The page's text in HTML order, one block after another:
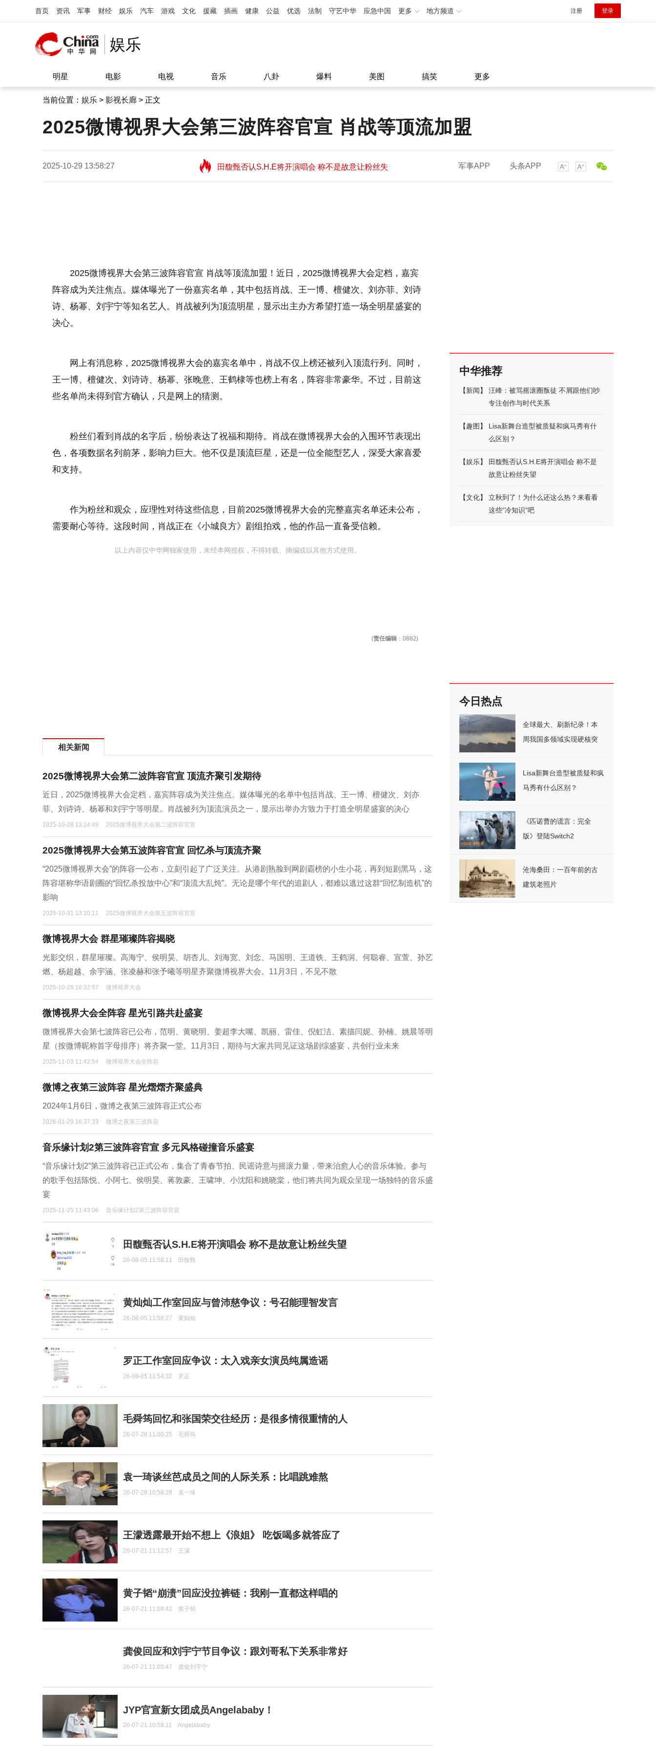
首页 资讯 军事 财经 娱乐 汽车 游戏 文化 援藏 插画 健康 公益 优选 法制 守艺中华 应急中国 更多 地方频道 注册 登录
娱乐
明星 电影 电视 音乐 八卦 爆料 美图 搞笑 更多
当前位置： 娱乐 > 影视长廊 > 正文
2025微博视界大会第三波阵容官宣 肖战等顶流加盟
2025-10-29 13:58:27
田馥甄否认S.H.E将开演唱会 称不是故意让粉丝失
望11:08
田馥甄否认S.H.E将开演唱会 称不是故意让粉丝失
军事APP 头条APP
2025微博视界大会第三波阵容官宣 肖战等顶流加盟！近日，2025微博视界大会定档，嘉宾
阵容成为关注焦点。媒体曝光了一份嘉宾名单，其中包括肖战、王一博、檀健次、刘亦菲、刘诗
诗、杨幂、刘宇宁等知名艺人。肖战被列为顶流明星，显示出主办方希望打造一场全明星盛宴的
决心。
网上有消息称，2025微博视界大会的嘉宾名单中，肖战不仅上榜还被列入顶流行列。同时，
王一博、檀健次、刘诗诗、杨幂、张晚意、王鹤棣等也榜上有名，阵容非常豪华。不过，目前这
些名单尚未得到官方确认，只是网上的猜测。
粉丝们看到肖战的名字后，纷纷表达了祝福和期待。肖战在微博视界大会的入围环节表现出
色，各项数据名列前茅，影响力巨大。他不仅是顶流巨星，还是一位全能型艺人，深受大家喜爱
和支持。
作为粉丝和观众，应理性对待这些信息，目前2025微博视界大会的完整嘉宾名单还未公布，
需要耐心等待。这段时间，肖战正在《小城良方》剧组拍戏，他的作品一直备受信赖。
以上内容仅中华网独家使用，未经本网授权，不得转载、摘编或以其他方式使用。
(责任编辑 ：0882)
相关新闻
2025微博视界大会第二波阵容官宣 顶流齐聚引发期待
近日，2025微博视界大会定档，嘉宾阵容成为关注焦点。媒体曝光的名单中包括肖战、王一博、檀健次、刘亦
菲、刘诗诗、杨幂和刘宇宁等明星。肖战被列为顶流演员之一，显示出举办方致力于打造全明星盛宴的决心
2025-10-28 13:14:49 2025微博视界大会第二波阵容官宣
2025微博视界大会第五波阵容官宣 回忆杀与顶流齐聚
“2025微博视界大会”的阵容一公布，立刻引起了广泛关注。从港剧熟脸到网剧霸榜的小生小花，再到短剧黑马，这
阵容堪称华语剧圈的“回忆杀投放中心”和“顶流大乱炖”。无论是哪个年代的追剧人，都难以逃过这群“回忆制造机”的
影响
2025-10-31 13:10:11 2025微博视界大会第五波阵容官宣
微博视界大会 群星璀璨阵容揭晓
光影交织，群星璀璨。高海宁、侯明昊、胡杏儿、刘海宽、刘念、马国明、王道铁、王鹤润、何聪睿、宣萱、孙艺
燃、杨超越、余宇涵、张凌赫和张予曦等明星齐聚微博视界大会。11月3日，不见不散
2025-10-28 16:32:57 微博视界大会
微博视界大会全阵容 星光引路共赴盛宴
微博视界大会第七波阵容已公布，范明、黄晓明、姜超李大嘴、凯丽、雷佳、倪虹洁、素描闫妮、孙楠、姚晨等明
星（按微博昵称首字母排序）将齐聚一堂。11月3日，期待与大家共同见证这场剧综盛宴，共创行业未来
2025-11-03 11:42:54 微博视界大会全阵容
微博之夜第三波阵容 星光熠熠齐聚盛典
2024年1月6日，微博之夜第三波阵容正式公布
2026-01-29 16:37:33 微博之夜第三波阵容
音乐缘计划2第三波阵容官宣 多元风格碰撞音乐盛宴
“音乐缘计划2”第三波阵容已正式公布，集合了青春节拍、民谣诗意与摇滚力量，带来治愈人心的音乐体验。参与
的歌手包括陈悦、小阿七、侯明昊、蒋敦豪、王啸坤、小沈阳和姚晓棠，他们将共同为观众呈现一场独特的音乐盛
宴
2025-11-25 11:43:06 音乐缘计划2第三波阵容官宣
田馥甄否认S.H.E将开演唱会 称不是故意让粉丝失望
26-08-05 11:58:11 田馥甄
黄灿灿工作室回应与曾沛慈争议：号召能理智发言
26-08-05 11:56:27 黄灿灿
罗正工作室回应争议：太入戏亲女演员纯属造谣
26-08-05 11:54:32 罗正
毛舜筠回忆和张国荣交往经历：是很多情很重情的人
26-07-28 11:00:25 毛舜筠
袁一琦谈丝芭成员之间的人际关系：比唱跳难熬
26-07-28 10:58:28 袁一琦
王濛透露最开始不想上《浪姐》 吃饭喝多就答应了
26-07-21 11:12:57 王濛
黄子韬“崩溃”回应没拉裤链：我刚一直都这样唱的
26-07-21 11:08:42 黄子韬
龚俊回应和刘宇宁节目争议：跟刘哥私下关系非常好
26-07-21 11:05:47 龚俊刘宇宁
JYP官宣新女团成员Angelababy！
26-07-21 10:58:11 Angelababy
中华推荐
【新闻】
汪峰：被骂摇滚圈叛徒 不屑跟他们吵
专注创作与时代关系
【趣图 】
Lisa新舞台造型被质疑和疯马秀有什
么区别？
【娱乐】
田馥甄否认S.H.E将开演唱会 称不是
故意让粉丝失望
【文化】
立秋到了！为什么还这么热？来看看
这些“冷知识”吧
今日热点
全球最大、刷新纪录！本
周我国多领域实现硬核突
Lisa新舞台造型被质疑和疯
马秀有什么区别？
《匹诺曹的谎言：完全
版》登陆Switch2
沧海桑田：一百年前的古
建筑老照片